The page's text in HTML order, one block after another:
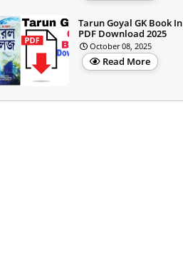
Tarun Goyal GK Book
PDF Download 2025
October 08, 2025
Read More